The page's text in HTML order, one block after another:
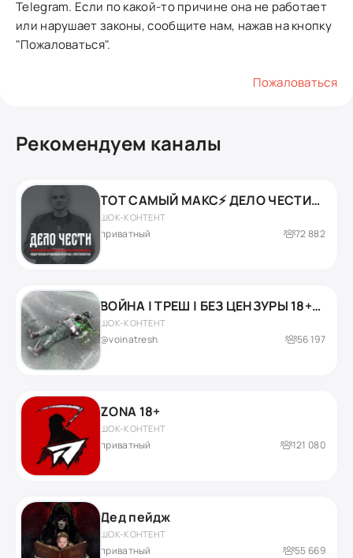
Telegram. Если по какой-то причине она не работает
или нарушает законы, сообщите нам, нажав на кнопку
"Пожаловаться".
Пожаловаться
Рекомендуем каналы
ТОТ САМЫЙ МАКС⚡️ ДЕЛО ЧЕСТИ- ОХОТА НА ПЕДОФИЛОВ.
ШОК-КОНТЕНТ
приватный 72 882
ВОЙНА | ТРЕШ | БЕЗ ЦЕНЗУРЫ 18+😱
ШОК-КОНТЕНТ
@voinatresh 56 197
ZONA 18+
ШОК-КОНТЕНТ
приватный 121 080
Дед пейдж
ШОК-КОНТЕНТ
приватный 55 669